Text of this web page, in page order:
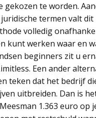
gekozen te worden.
termen valt dit
volledig
kunt werken waar en
beginners zit u
Een ander
teken dat het bedrijf
uitbreiden. Dan is
1.363 euro op